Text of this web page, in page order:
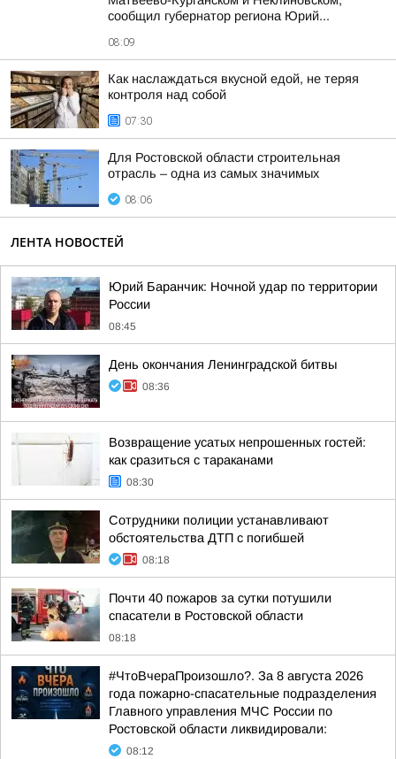
сообщил губернатор региона Юрий...
08:09
Как наслаждаться вкусной едой, не теряя
контроля над собой
07:30
Для Ростовской области строительная
отрасль – одна из самых значимых
08:06
ЛЕНТА НОВОСТЕЙ
Юрий Баранчик: Ночной удар по территории
России
08:45
День окончания Ленинградской битвы
08:36
Возвращение усатых непрошенных гостей:
как сразиться с тараканами
08:30
Сотрудники полиции устанавливают
обстоятельства ДТП с погибшей
08:18
Почти 40 пожаров за сутки потушили
спасатели в Ростовской области
08:18
#ЧтоВчераПроизошло?. За 8 августа 2026
года пожарно-спасательные подразделения
Главного управления МЧС России по
Ростовской области ликвидировали:
08:12